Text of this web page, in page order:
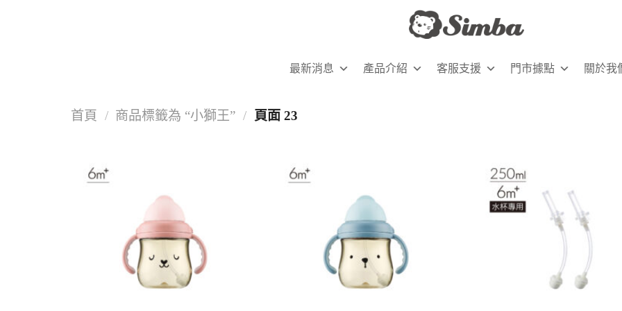
最新消息 產品介紹 客服支援 門市據點 關於我
首頁 / 商品標籤為 “小獅王” / 頁面 23